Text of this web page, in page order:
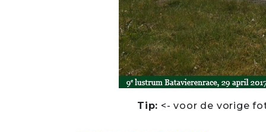
Tip: <- voor de vorige